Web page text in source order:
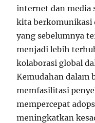
internet dan media
kita berkomunikasi
yang sebelumnya
menjadi lebih
kolaborasi global
Kemudahan dalam
memfasilitasi
mempercepat
meningkatkan